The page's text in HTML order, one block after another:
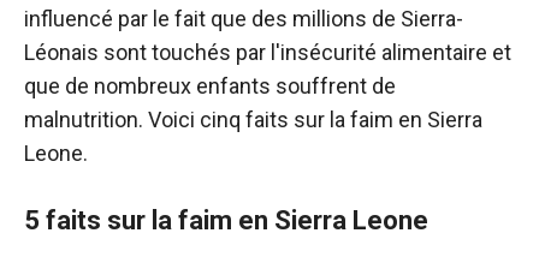
influencé par le fait que des millions de Sierra-
Léonais sont touchés par l'insécurité alimentaire et
que de nombreux enfants souffrent de
malnutrition. Voici cinq faits sur la faim en Sierra
Leone.
5 faits sur la faim en Sierra Leone